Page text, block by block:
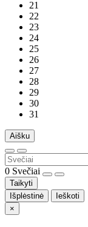
21
22
23
24
25
26
27
28
29
30
31
Aišku
0 Svečiai
Taikyti
Išplėstinė
Ieškoti
×